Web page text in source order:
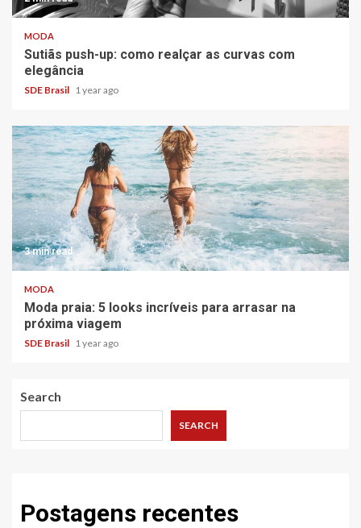
MODA
Sutiãs push-up: como realçar as curvas com
elegância
SDE Brasil 1 year ago
3 min read
MODA
Moda praia: 5 looks incríveis para arrasar na
próxima viagem
SDE Brasil 1 year ago
Search
SEARCH
Postagens recentes